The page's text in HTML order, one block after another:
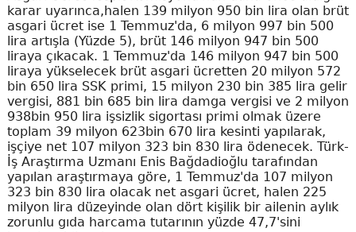
karar uyarınca,halen 139 milyon 950 bin lira olan brüt
asgari ücret ise 1 Temmuz'da, 6 milyon 997 bin 500
lira artışla (Yüzde 5), brüt 146 milyon 947 bin 500
liraya çıkacak. 1 Temmuz'da 146 milyon 947 bin 500
liraya yükselecek brüt asgari ücretten 20 milyon 572
bin 650 lira SSK primi, 15 milyon 230 bin 385 lira gelir
vergisi, 881 bin 685 bin lira damga vergisi ve 2 milyon
938bin 950 lira işsizlik sigortası primi olmak üzere
toplam 39 milyon 623bin 670 lira kesinti yapılarak,
işçiye net 107 milyon 323 bin 830 lira ödenecek. Türk-
İş Araştırma Uzmanı Enis Bağdadioğlu tarafından
yapılan araştırmaya göre, 1 Temmuz'da 107 milyon
323 bin 830 lira olacak net asgari ücret, halen 225
milyon lira düzeyinde olan dört kişilik bir ailenin aylık
zorunlu gıda harcama tutarının yüzde 47,7'sini